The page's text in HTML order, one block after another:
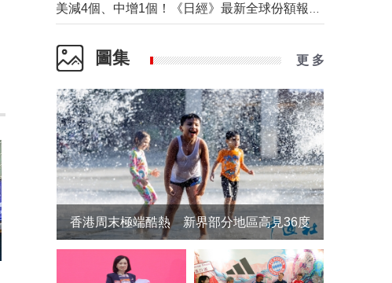
圖集 更 多
香港周末極端酷熱 新界部分地區高見36度